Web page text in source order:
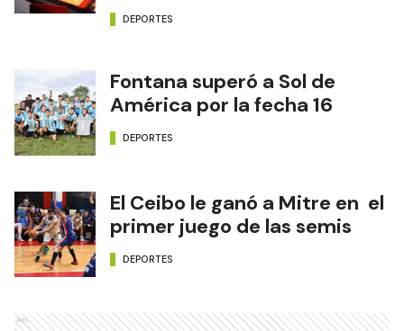
DEPORTES
Fontana superó a Sol de
América por la fecha 16
DEPORTES
El Ceibo le ganó a Mitre en el
primer juego de las semis
DEPORTES
Ads